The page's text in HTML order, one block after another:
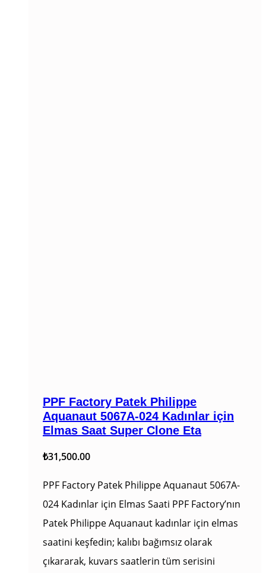
PPF Factory Patek Philippe
Aquanaut 5067A-024 Kadınlar için
Elmas Saat Super Clone Eta
₺31,500.00
PPF Factory Patek Philippe Aquanaut 5067A-
024 Kadınlar için Elmas Saati PPF Factory’nın
Patek Philippe Aquanaut kadınlar için elmas
saatini keşfedin; kalıbı bağımsız olarak
çıkararak, kuvars saatlerin tüm serisini